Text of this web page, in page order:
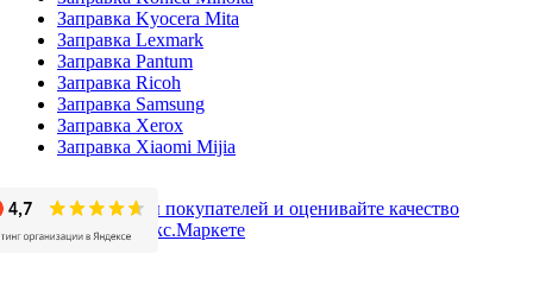
Заправка Kyocera Mita
Заправка Lexmark
Заправка Pantum
Заправка Ricoh
Заправка Samsung
Заправка Xerox
Заправка Xiaomi Mijia